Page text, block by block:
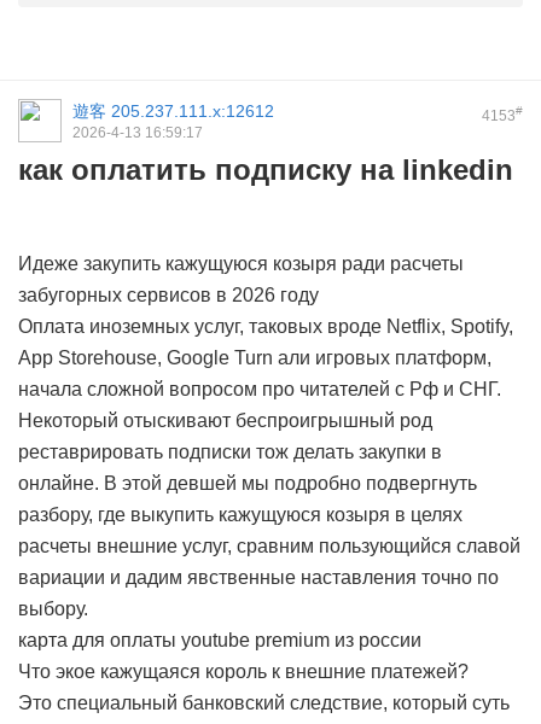
4153#
遊客 205.237.111.x:12612
2026-4-13 16:59:17
как оплатить подписку на linkedin
Идеже закупить кажущуюся козыря ради расчеты
забугорных сервисов в 2026 году
Оплата иноземных услуг, таковых вроде Netflix, Spotify,
App Storehouse, Google Turn али игровых платформ,
начала сложной вопросом про читателей с Рф и СНГ.
Некоторый отыскивают беспроигрышный род
реставрировать подписки тож делать закупки в
онлайне. В этой девшей мы подробно подвергнуть
разбору, где выкупить кажущуюся козыря в целях
расчеты внешние услуг, сравним пользующийся славой
вариации и дадим явственные наставления точно по
выбору.
карта для оплаты youtube premium из россии
Что экое кажущаяся король к внешние платежей?
Это специальный банковский следствие, который суть